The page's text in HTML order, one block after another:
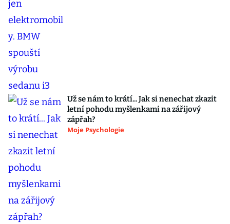
Už se nám to krátí... Jak si nenechat zkazit
letní pohodu myšlenkami na zářijový
zápřah?
Moje Psychologie